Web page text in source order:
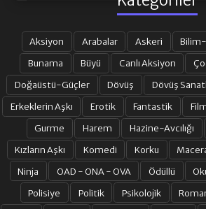
13. BÖLÜM 14.
15. BÖLÜM 16.
17. BÖLÜM 18.
19. BÖLÜM 20.
Aksiyon Arabalar Askeri
Bunama
Büyü Canlı Aksiyon
Doğaüstü-Güçler
Dövüş Dövüş
Erkeklerin Aşkı
Erotik Fantastik
Gurme
Harem Hazine-Avcılığı
Kızların Aşkı
Komedi Korku
Ninja
OAD - ONA - OVA Ödüllü
Polisiye
Politik Psikolojik